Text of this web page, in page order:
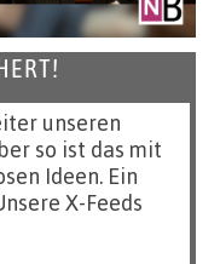
unseren
so ist das mit
Ideen. Ein
X-Feeds